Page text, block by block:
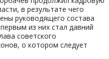
в результате чего
руководящего состава
из них стал давний
советского
о котором следует